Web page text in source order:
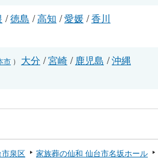
/徳島 /高知 /愛媛 /香川
市 ） 大分 /宮崎 / 鹿児島 /沖縄
泉区 家族葬の仙和 仙台市名坂ホール